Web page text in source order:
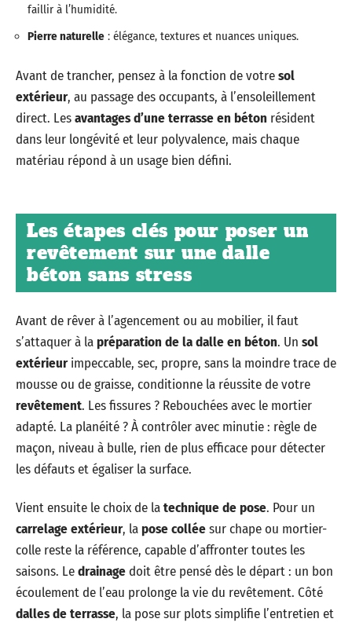
faillir à l’humidité.
Pierre naturelle : élégance, textures et nuances uniques.
Avant de trancher, pensez à la fonction de votresol
extérieur, au passage des occupants, à l’ensoleillement
direct. Lesavantages d’une terrasse en béton résident
dans leur longévité et leur polyvalence, mais chaque
matériau répond à un usage bien défini.
Les étapes clés pour poser un
revêtement sur une dalle
béton sans stress
Avant de rêver à l’agencement ou au mobilier, il faut
s’attaquer à lapréparation de la dalle en béton. Un sol
extérieurimpeccable, sec, propre, sans la moindre trace de
mousse ou de graisse, conditionne la réussite de votre
revêtement. Les fissures ? Rebouchées avec le mortier
adapté. La planéité ? À contrôler avec minutie : règle de
maçon, niveau à bulle, rien de plus efficace pour détecter
les défauts et égaliser la surface.
Vient ensuite le choix de latechnique de pose. Pour un
carrelage extérieur, lapose colléesur chape ou mortier-
colle reste la référence, capable d’affronter toutes les
saisons. Ledrainagedoit être pensé dès le départ : un bon
écoulement de l’eau prolonge la vie du revêtement. Côté
dalles de terrasse, la pose sur plots simplifie l’entretien et